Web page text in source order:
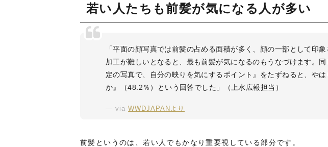
若い人たちも前髪が気になる人が多い
「平面の顔写真では前髪の占める面積が多く、顔の一部として印
加工が難しいとなると、最も前髪が気になるのもうなづけます。
定の写真で、自分の映りを気にするポイント』をたずねると、や
か』（48.2％）という回答でした」（上水広報担当）
viaWWDJAPANより
前髪というのは、若い人でもかなり重要視している部分です。